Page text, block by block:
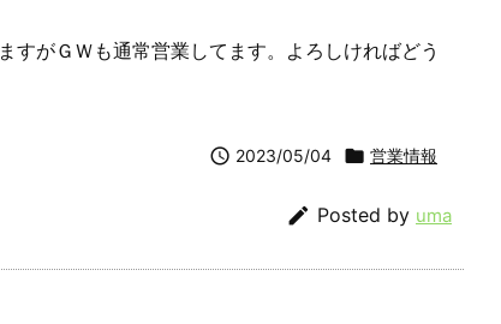
すがＧＷも通常営業してます。よろしければどう
 2023/05/04  営業情報
 Posted by uma